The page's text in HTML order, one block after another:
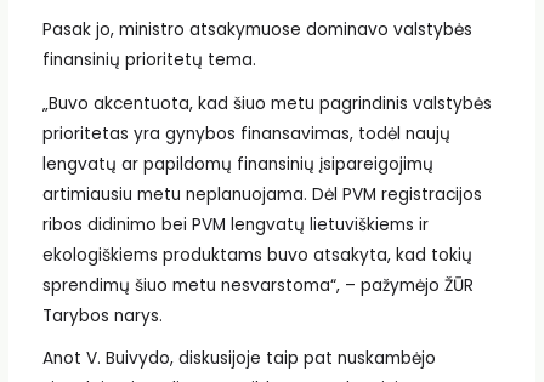
Pasak jo, ministro atsakymuose dominavo valstybės
finansinių prioritetų tema.
„Buvo akcentuota, kad šiuo metu pagrindinis valstybės
prioritetas yra gynybos finansavimas, todėl naujų
lengvatų ar papildomų finansinių įsipareigojimų
artimiausiu metu neplanuojama. Dėl PVM registracijos
ribos didinimo bei PVM lengvatų lietuviškiems ir
ekologiškiems produktams buvo atsakyta, kad tokių
sprendimų šiuo metu nesvarstoma“, – pažymėjo ŽŪR
Tarybos narys.
Anot V. Buivydo, diskusijoje taip pat nuskambėjo